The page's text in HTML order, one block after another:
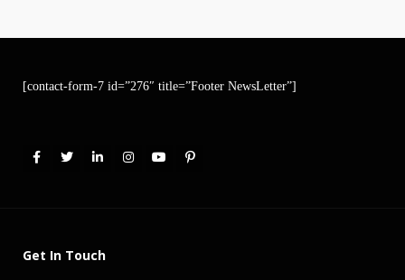
[contact-form-7 id=”276″ title=”Footer NewsLetter”]
Get In Touch